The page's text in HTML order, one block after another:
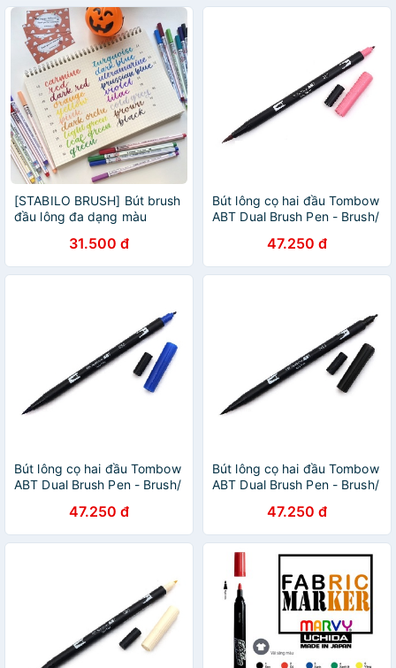
[STABILO BRUSH] Bút brush
đầu lông đa dạng màu
31.500 đ
Bút lông cọ hai đầu Tombow
ABT Dual Brush Pen - Brush/
47.250 đ
Bút lông cọ hai đầu Tombow
ABT Dual Brush Pen - Brush/
47.250 đ
Bút lông cọ hai đầu Tombow
ABT Dual Brush Pen - Brush/
47.250 đ